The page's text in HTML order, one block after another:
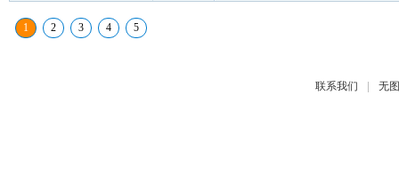
1 2 3 4 5
联系我们 | 无